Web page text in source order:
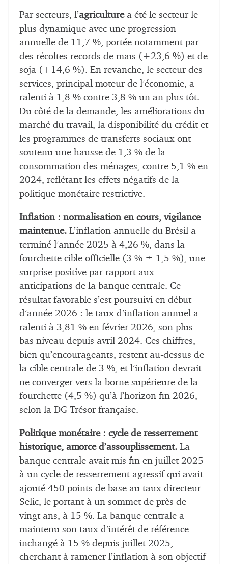
Par secteurs, l’agriculturea été le secteur le
plus dynamique avec une progression
annuelle de 11,7 %, portée notamment par
des récoltes records de maïs (+23,6 %) et de
soja (+14,6 %). En revanche, le secteur des
services, principal moteur de l’économie, a
ralenti à 1,8 % contre 3,8 % un an plus tôt.
Du côté de la demande, les améliorations du
marché du travail, la disponibilité du crédit et
les programmes de transferts sociaux ont
soutenu une hausse de 1,3 % de la
consommation des ménages, contre 5,1 % en
2024, reflétant les effets négatifs de la
politique monétaire restrictive.
Inflation : normalisation en cours, vigilance
maintenue. L’inflation annuelle du Brésil a
terminé l’année 2025 à 4,26 %, dans la
fourchette cible officielle (3 % ± 1,5 %), une
surprise positive par rapport aux
anticipations de la banque centrale. Ce
résultat favorable s’est poursuivi en début
d’année 2026 : le taux d’inflation annuel a
ralenti à 3,81 % en février 2026, son plus
bas niveau depuis avril 2024. Ces chiffres,
bien qu’encourageants, restent au-dessus de
la cible centrale de 3 %, et l’inflation devrait
ne converger vers la borne supérieure de la
fourchette (4,5 %) qu’à l’horizon fin 2026,
selon la DG Trésor française.
Politique monétaire : cycle de resserrement
historique, amorce d’assouplissement. La
banque centrale avait mis fin en juillet 2025
à un cycle de resserrement agressif qui avait
ajouté 450 points de base au taux directeur
Selic, le portant à un sommet de près de
vingt ans, à 15 %. La banque centrale a
maintenu son taux d’intérêt de référence
inchangé à 15 % depuis juillet 2025,
cherchant à ramener l’inflation à son objectif